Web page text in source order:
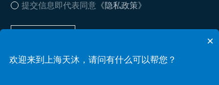
提交信息即代表同意 《隐私政策》
×
欢迎来到上海天沐，请问有什么可以帮您？